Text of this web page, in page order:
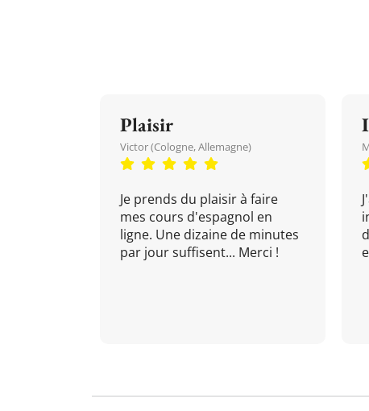
Plaisir
Victor (Cologne, Allemagne)
Je prends du plaisir à faire
mes cours d'espagnol en
ligne. Une dizaine de minutes
par jour suffisent... Merci !